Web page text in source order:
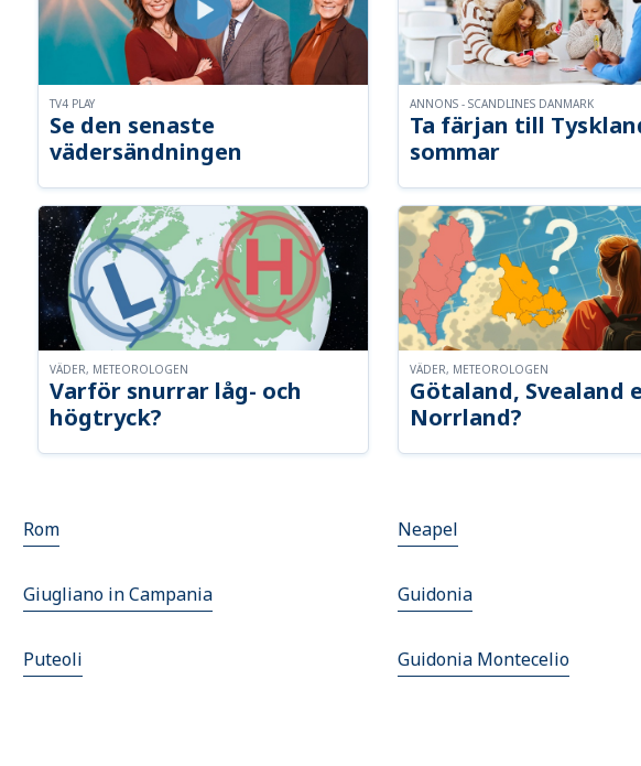
Se den senaste
vädersändningen
TV4 PLAY
Ta färjan till
sommar
ANNONS - SCANDLINES DANMARK
Varför snurrar låg- och
högtryck?
VÄDER, METEOROLOGEN
Götaland, Svealand
Norrland?
VÄDER, METEOROLOGEN
Rom Neapel
Giugliano in Campania Guidonia
Puteoli Guidonia Montecelio